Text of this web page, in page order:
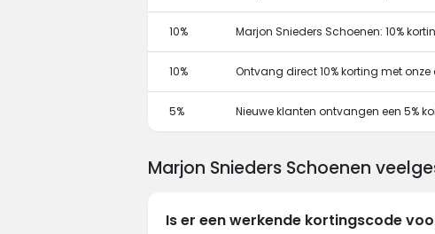
10% Marjon Snieders Schoenen: 10%
10% Ontvang direct 10% korting met
5% Nieuwe klanten ontvangen een 5%
Marjon Snieders Schoenen
Is er een werkende kortingscode